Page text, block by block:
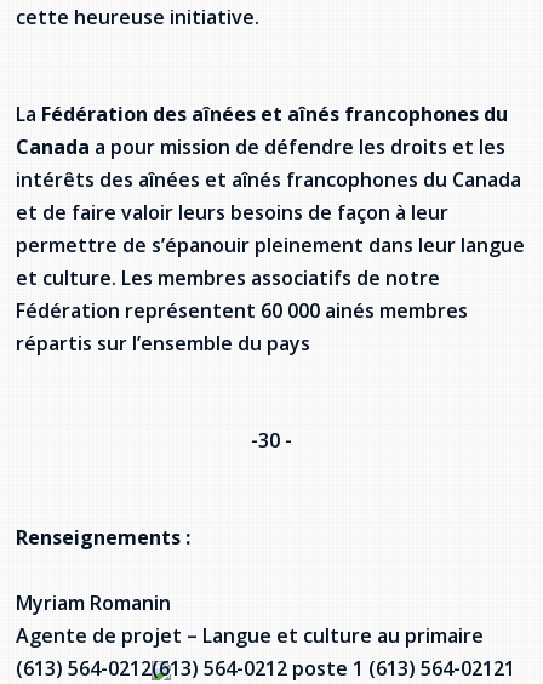
cette heureuse initiative.
La Fédération des aînées et aînés francophones du
Canada a pour mission de défendre les droits et les
intérêts des aînées et aînés francophones du Canada
et de faire valoir leurs besoins de façon à leur
permettre de s’épanouir pleinement dans leur langue
et culture. Les membres associatifs de notre
Fédération représentent 60 000 ainés membres
répartis sur l’ensemble du pays
-30 -
Renseignements :
Myriam Romanin
Agente de projet – Langue et culture au primaire
(613) 564-0212(613) 564-0212 poste 1 (613) 564-02121